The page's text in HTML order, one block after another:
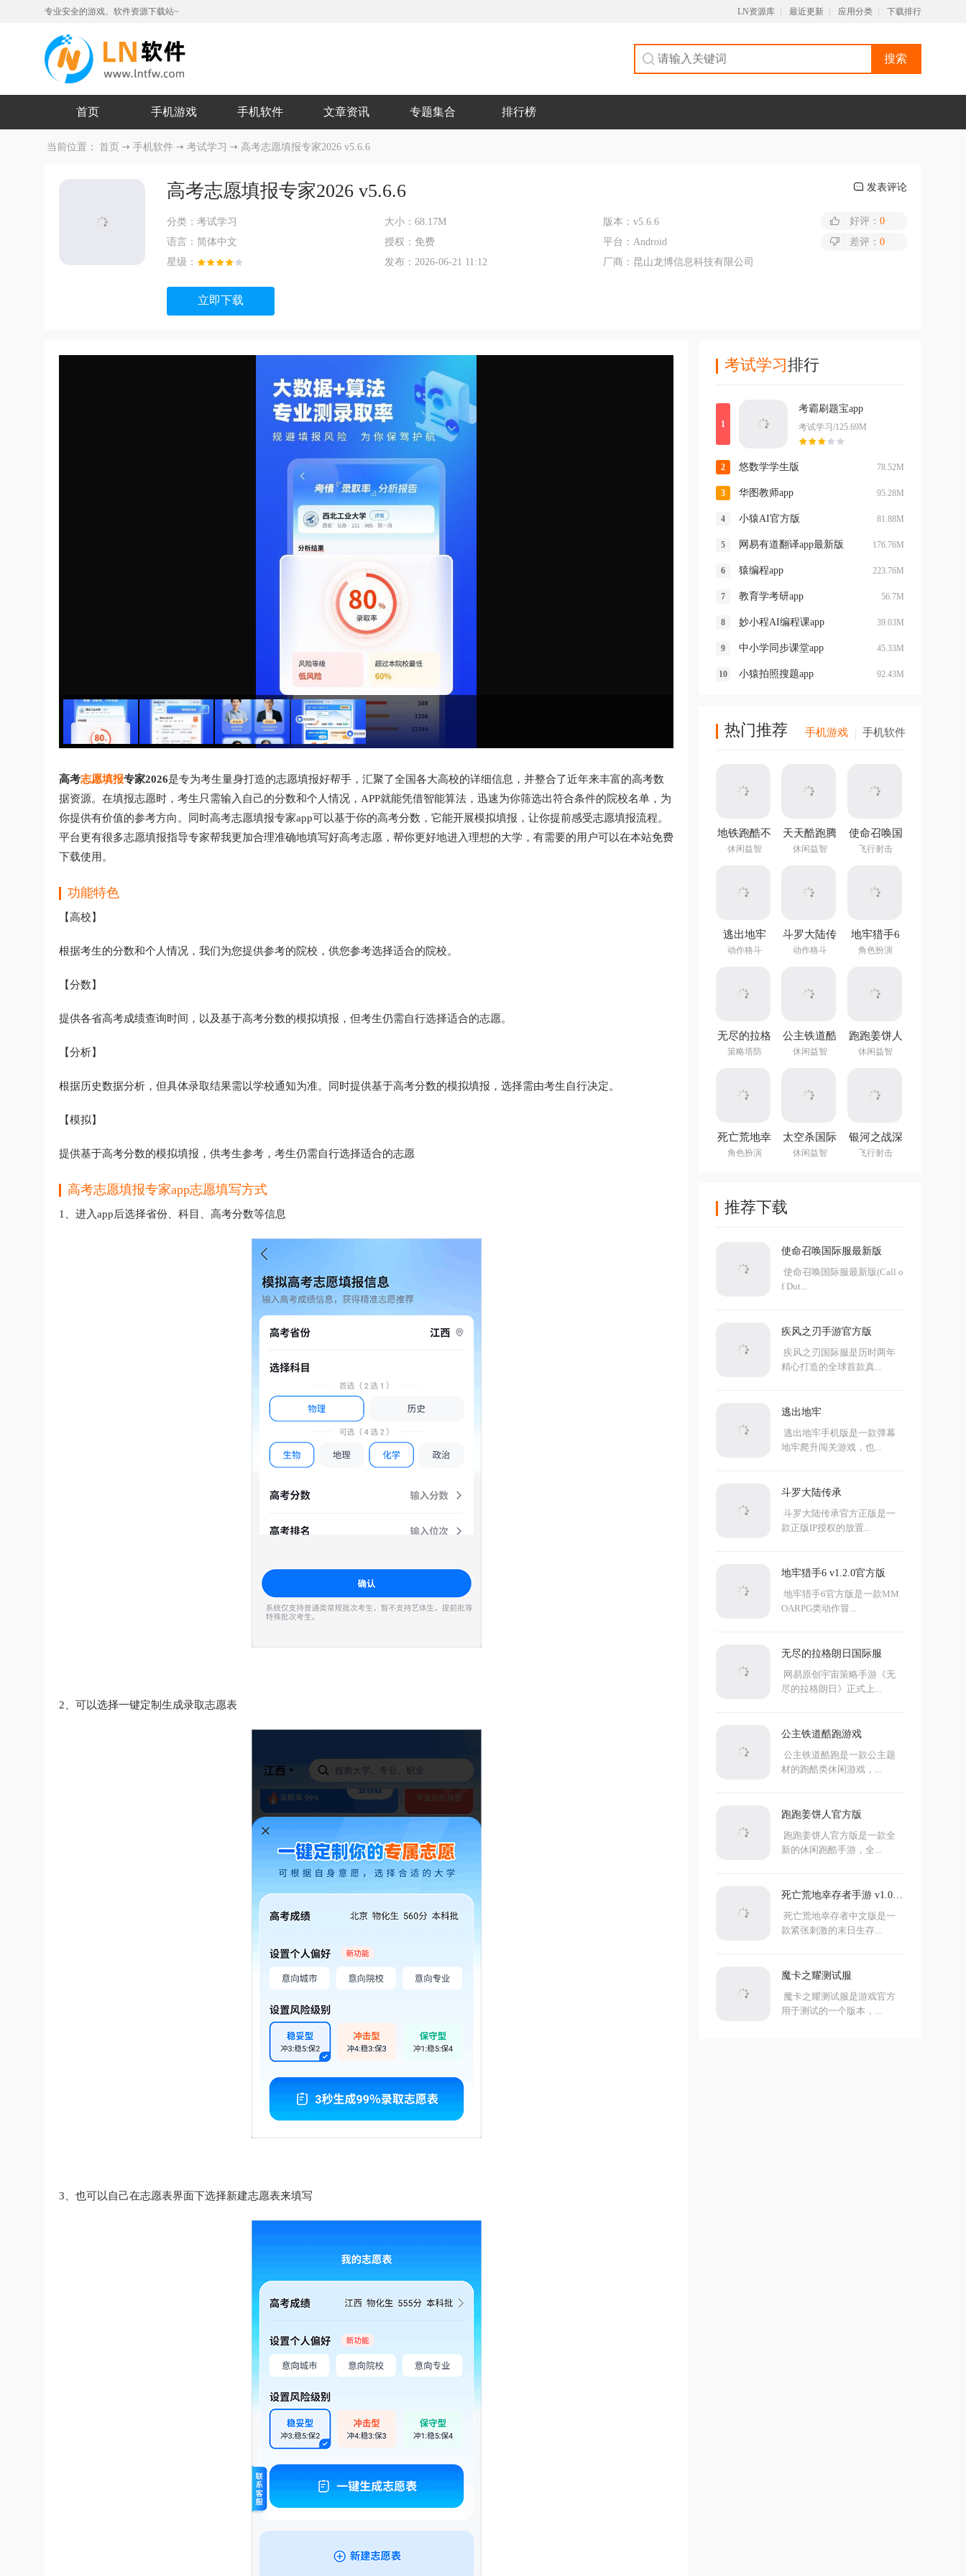
专业安全的游戏、软件资源下载站~ LN资源库 最近更新 应用分类 下载排行
搜索
首页 手机游戏 手机软件 文章资讯 专题集合 排行榜
当前位置： 首页 手机软件 考试学习 高考志愿填报专家2026 v5.6.6
高考志愿填报专家2026 v5.6.6 发表评论
分类： 考试学习 大小：68.17M 版本： v5.6.6
语言： 简体中文 授权： 免费 平台： Android
星级：
发布：2026-06-21 11:12 厂商： 昆山龙博信息科技有限公司
好评： 0
差评： 0
立即下载
高考志愿填报专家2026是专为考生量身打造的志愿填报好帮手，汇聚了全国各大高校的详细信息，并整合了近年来丰富的高考数
据资源。在填报志愿时，考生只需输入自己的分数和个人情况，APP就能凭借智能算法，迅速为你筛选出符合条件的院校名单，为
你提供有价值的参考方向。同时高考志愿填报专家app可以基于你的高考分数，它能开展模拟填报，让你提前感受志愿填报流程。
平台更有很多志愿填报指导专家帮我更加合理准确地填写好高考志愿，帮你更好地进入理想的大学，有需要的用户可以在本站免费
下载使用。
功能特色
【高校】
根据考生的分数和个人情况，我们为您提供参考的院校，供您参考选择适合的院校。
【分数】
提供各省高考成绩查询时间，以及基于高考分数的模拟填报，但考生仍需自行选择适合的志愿。
【分析】
根据历史数据分析，但具体录取结果需以学校通知为准。同时提供基于高考分数的模拟填报，选择需由考生自行决定。
【模拟】
提供基于高考分数的模拟填报，供考生参考，考生仍需自行选择适合的志愿
高考志愿填报专家app志愿填写方式
1、进入app后选择省份、科目、高考分数等信息
2、可以选择一键定制生成录取志愿表
3、也可以自己在志愿表界面下选择新建志愿表来填写
考试学习排行
考霸刷题宝app
考试学习/125.69M
悠数学学生版 78.52M
华图教师app 95.28M
小猿AI官方版 81.88M
网易有道翻译app最新版 176.76M
猿编程app 223.76M
教育学考研app 56.7M
妙小程AI编程课app 39.03M
中小学同步课堂app 45.33M
小猿拍照搜题app 92.43M
热门推荐 手机游戏 手机软件
地铁跑酷不
用实名认证
休闲益智
天天酷跑腾
讯游戏
休闲益智
使命召唤国
际服最新版
飞行射击
逃出地牢
动作格斗
斗罗大陆传
承
动作格斗
地牢猎手6
v1.2.0官方
角色扮演
无尽的拉格
朗日国际服
策略塔防
公主铁道酷
跑游戏
休闲益智
跑跑姜饼人
官方版
休闲益智
死亡荒地幸
存者手游
角色扮演
太空杀国际
服最新版
休闲益智
银河之战深
空射手官方
飞行射击
推荐下载
使命召唤国际服最新版
使命召唤国际服最新版(Call o
f Dut...
疾风之刃手游官方版
疾风之刃国际服是历时两年
精心打造的全球首款真...
逃出地牢
逃出地牢手机版是一款弹幕
地牢爬升闯关游戏，也...
斗罗大陆传承
斗罗大陆传承官方正版是一
款正版IP授权的放置...
地牢猎手6 v1.2.0官方版
地牢猎手6官方版是一款MM
OARPG类动作冒...
无尽的拉格朗日国际服
网易原创宇宙策略手游《无
尽的拉格朗日》正式上...
公主铁道酷跑游戏
公主铁道酷跑是一款公主题
材的跑酷类休闲游戏，...
跑跑姜饼人官方版
跑跑姜饼人官方版是一款全
新的休闲跑酷手游，全...
死亡荒地幸存者手游 v1.0.7.
死亡荒地幸存者中文版是一
款紧张刺激的末日生存...
魔卡之耀测试服
魔卡之耀测试服是游戏官方
用于测试的一个版本，...